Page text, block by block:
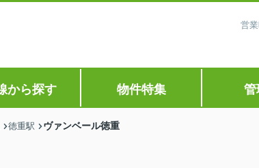
営
から探す 物件特集 管
徳重駅 ヴァンベール徳重